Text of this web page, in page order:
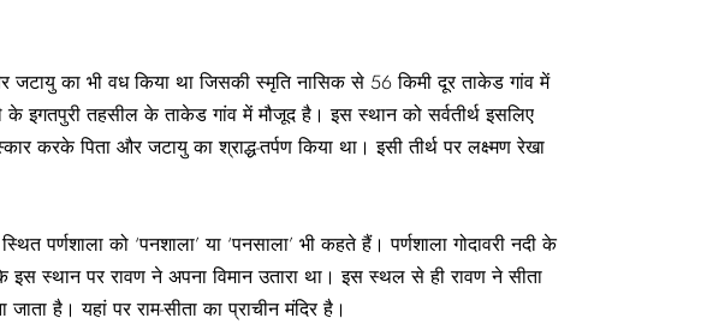
जटायु का भी वध किया था जिसकी स्मृति नासिक से 56 किमी दूर ताकेड गांव में
के इगतपुरी तहसील के ताकेड गांव में मौजूद है। इस स्थान को सर्वतीर्थ इसलिए
करके पिता और जटायु का श्राद्ध-तर्पण किया था। इसी तीर्थ पर लक्ष्मण रेखा
को ‘पनशाला’ या ‘पनसाला’ भी कहते हैं। पर्णशाला गोदावरी नदी के
स्थान पर रावण ने अपना विमान उतारा था। इस स्थल से ही रावण ने सीता
है। यहां पर राम-सीता का प्राचीन मंदिर है।